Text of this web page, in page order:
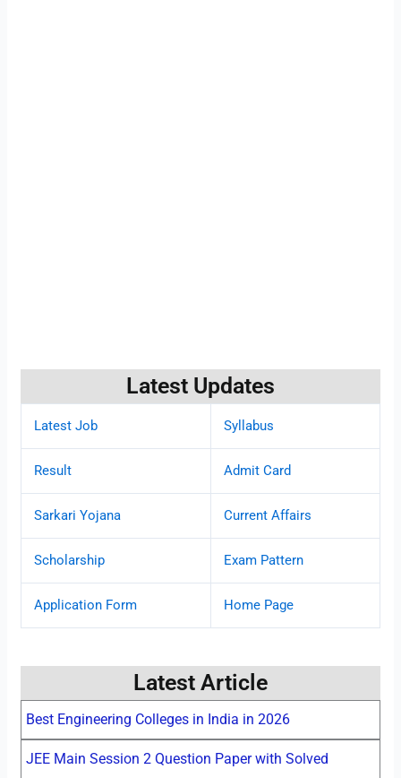
Latest Updates
Latest Job Syllabus
Result Admit Card
Sarkari Yojana Current Affairs
Scholarship Exam Pattern
Application Form Home Page
Latest Article
Best Engineering Colleges in India in 2026
JEE Main Session 2 Question Paper with Solved